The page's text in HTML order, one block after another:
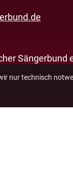
nur technisch
Sängerbund